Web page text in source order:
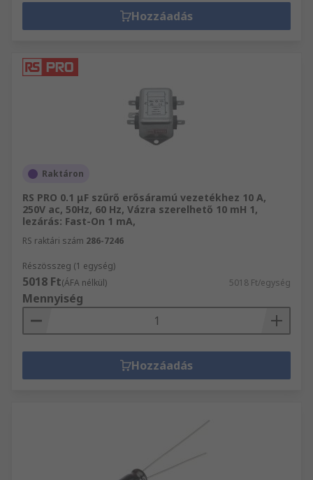
Hozzáadás
Raktáron
RS PRO 0.1 μF szűrő erősáramú vezetékhez 10 A,
250V ac, 50Hz, 60 Hz, Vázra szerelhető 10 mH 1,
lezárás: Fast-On 1 mA,
RS raktári szám 286-7246
Részösszeg (1 egység)
5018 Ft(ÁFA nélkül) 5018 Ft/egység
Mennyiség
Hozzáadás